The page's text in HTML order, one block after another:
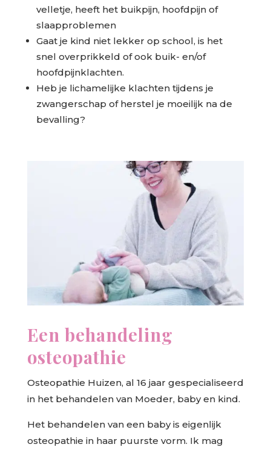
velletje, heeft het buikpijn, hoofdpijn of
slaapproblemen
Gaat je kind niet lekker op school, is het
snel overprikkeld of ook buik- en/of
hoofdpijnklachten.
Heb je lichamelijke klachten tijdens je
zwangerschap of herstel je moeilijk na de
bevalling?
Een behandeling
osteopathie
Osteopathie Huizen, al 16 jaar gespecialiseerd
in het behandelen van Moeder, baby en kind.
Het behandelen van een baby is eigenlijk
osteopathie in haar puurste vorm. Ik mag